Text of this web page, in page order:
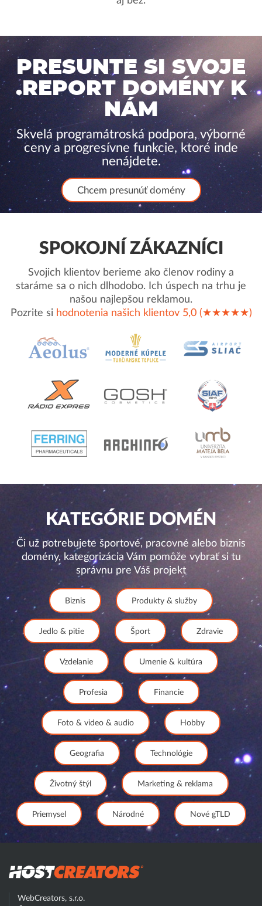
PRESUNTE SI SVOJE
.REPORT DOMÉNY K
NÁM
Skvelá programátroská podpora, výborné
ceny a progresívne funkcie, ktoré inde
nenájdete.
Chcem presunúť domény
SPOKOJNÍ ZÁKAZNÍCI
Svojich klientov berieme ako členov rodiny a
staráme sa o nich dlhodobo. Ich úspech na trhu je
našou najlepšou reklamou.
Pozrite si hodnotenia našich klientov 5,0 (★★★★★)
KATEGÓRIE DOMÉN
Či už potrebujete športové, pracovné alebo biznis
domény, kategorizácia Vám pomôže vybrať si tu
správnu pre Váš projekt
Biznis Produkty & služby
Jedlo & pitie Šport Zdravie
Vzdelanie Umenie & kultúra
Profesia Financie
Foto & video & audio Hobby
Geografia Technológie
Životný štýl Marketing & reklama
Priemysel Národné Nové gTLD
WebCreators, s.r.o.